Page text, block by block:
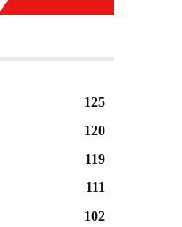
125
120
119
111
102